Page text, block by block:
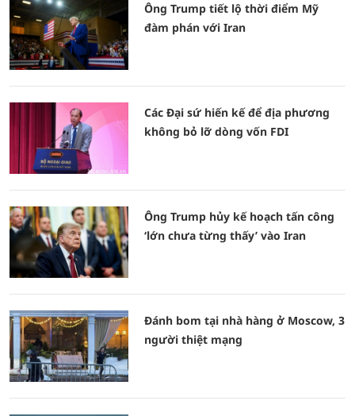
Ông Trump tiết lộ thời điểm Mỹ
đàm phán với Iran
Các Đại sứ hiến kế để địa phương
không bỏ lỡ dòng vốn FDI
Ông Trump hủy kế hoạch tấn công
‘lớn chưa từng thấy’ vào Iran
Đánh bom tại nhà hàng ở Moscow, 3
người thiệt mạng